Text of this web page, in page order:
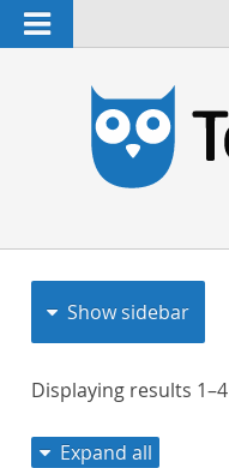
Navigation
Show sidebar
Displaying results 1–4
Expand all